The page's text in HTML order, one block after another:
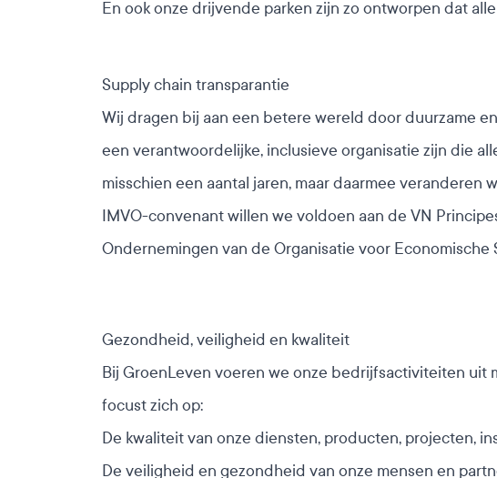
En ook onze drijvende parken zijn zo ontworpen dat
Supply chain transparantie
Wij dragen bij aan een betere wereld door duurzame
een verantwoordelijke, inclusieve organisatie zijn die
misschien een aantal jaren, maar daarmee veranderen
IMVO-convenant willen we voldoen aan de VN
Ondernemingen van de Organisatie voor
Gezondheid, veiligheid en kwaliteit
Bij GroenLeven voeren we onze bedrijfsactiviteiten uit
focust zich op:
De kwaliteit van onze diensten, producten, projecten,
De veiligheid en gezondheid van onze mensen en